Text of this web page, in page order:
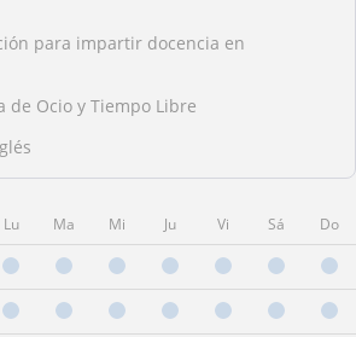
para impartir docencia en
de Ocio y Tiempo Libre
Lu Ma Mi Ju Vi Sá Do